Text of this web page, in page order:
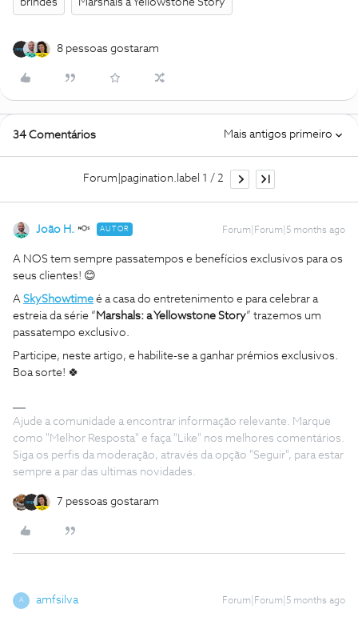
brindes Marshals a Yellowstone Story
8 pessoas gostaram
34 Comentários Mais antigos primeiro
Forum|pagination.label 1 / 2
João H. AUTOR Forum|Forum|5 months ago
A NOS tem sempre passatempos e benefícios exclusivos para os
seus clientes! 😊
A SkyShowtime é a casa do entretenimento e para celebrar a
estreia da série “ Marshals: a Yellowstone Story” trazemos um
passatempo exclusivo.
Participe, neste artigo, e habilite-se a ganhar prémios exclusivos.
Boa sorte! 🍀
Ajude a comunidade a encontrar informação relevante. Marque
como "Melhor Resposta" e faça "Like" nos melhores comentários.
Siga os perfis da moderação, através da opção "Seguir", para estar
sempre a par das ultimas novidades.
7 pessoas gostaram
A amfsilva Forum|Forum|5 months ago